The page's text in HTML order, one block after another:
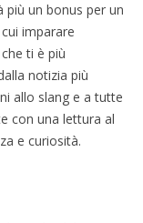
più un bonus per un
imparare
ti è più
notizia più
allo slang e a tutte
con una lettura al
e curiosità.